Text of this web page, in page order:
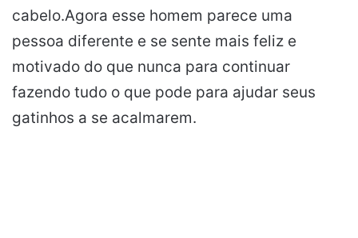
cabelo.Agora esse homem parece uma
pessoa diferente e se sente mais feliz e
motivado do que nunca para continuar
fazendo tudo o que pode para ajudar seus
gatinhos a se acalmarem.